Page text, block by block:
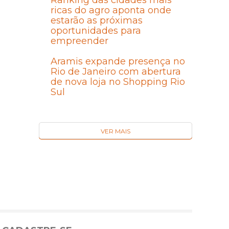
ricas do agro aponta onde
estarão as próximas
oportunidades para
empreender
Aramis expande presença no
Rio de Janeiro com abertura
de nova loja no Shopping Rio
Sul
VER MAIS